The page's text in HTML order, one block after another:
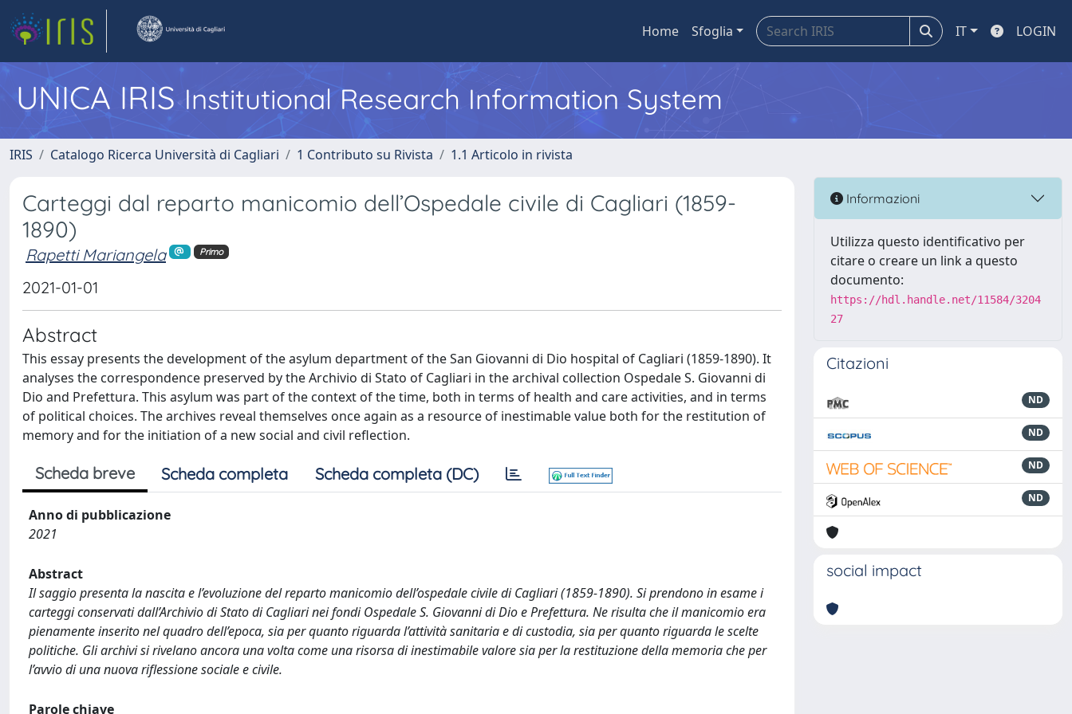
Home Sfoglia IT LOGIN
UNICA IRISInstitutional Research Information System
IRIS Catalogo Ricerca Università di Cagliari 1 Contributo su Rivista 1.1 Articolo in rivista
Carteggi dal reparto manicomio dell’Ospedale civile di Cagliari (1859-
1890)
Rapetti Mariangela Primo
2021-01-01
Abstract
This essay presents the development of the asylum department of the San Giovanni di Dio hospital of Cagliari (1859-1890). It
analyses the correspondence preserved by the Archivio di Stato of Cagliari in the archival collection Ospedale S. Giovanni di
Dio and Prefettura. This asylum was part of the context of the time, both in terms of health and care activities, and in terms
of political choices. The archives reveal themselves once again as a resource of inestimable value both for the restitution of
memory and for the initiation of a new social and civil reflection.
Scheda breve Scheda completa Scheda completa (DC)
Anno di pubblicazione
2021
Abstract
Il saggio presenta la nascita e l’evoluzione del reparto manicomio dell’ospedale civile di Cagliari (1859-1890). Si prendono in esame i
carteggi conservati dall’Archivio di Stato di Cagliari nei fondi Ospedale S. Giovanni di Dio e Prefettura. Ne risulta che il manicomio era
pienamente inserito nel quadro dell’epoca, sia per quanto riguarda l’attività sanitaria e di custodia, sia per quanto riguarda le scelte
politiche. Gli archivi si rivelano ancora una volta come una risorsa di inestimabile valore sia per la restituzione della memoria che per
l’avvio di una nuova riflessione sociale e civile.
Parole chiave
Informazioni
Utilizza questo identificativo per
citare o creare un link a questo
documento:
https://hdl.handle.net/11584/3204
27
Citazioni
ND
ND
ND
ND
social impact